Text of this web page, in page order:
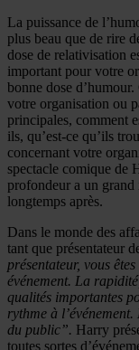
La puissance de
plus beau que de rire
dose de relativisation
important pour votre
bonne dose
votre organisation ou
principales, comment
ils, qu’est-ce qu’ils
concernant votre
spectacle comique de
profondeur a un grand
longtemps après.
Dans le monde des
tant que présentateur
présentateur, vous
événement. La
qualités importantes
rythme à
du public”. Harry
toutes sortes